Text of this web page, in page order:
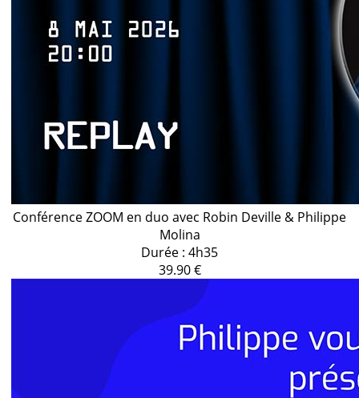
Conférence ZOOM en duo avec Robin Deville & Philippe
Molina
Durée : 4h35
39.90 €